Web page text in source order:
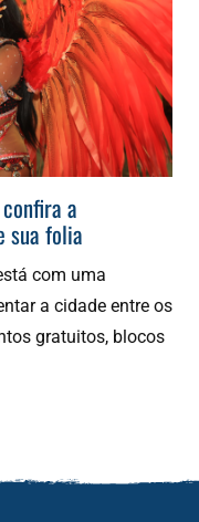
a
sua folia
com uma
a cidade entre os
gratuitos, blocos